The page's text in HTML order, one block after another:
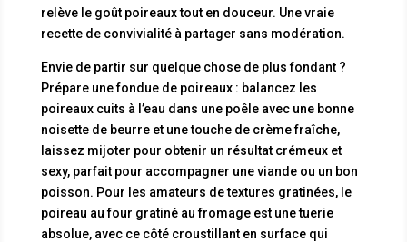
relève le goût poireaux tout en douceur. Une vraie
recette de convivialité à partager sans modération.
Envie de partir sur quelque chose de plus fondant ?
Prépare une fondue de poireaux : balancez les
poireaux cuits à l’eau dans une poêle avec une bonne
noisette de beurre et une touche de crème fraîche,
laissez mijoter pour obtenir un résultat crémeux et
sexy, parfait pour accompagner une viande ou un bon
poisson. Pour les amateurs de textures gratinées, le
poireau au four gratiné au fromage est une tuerie
absolue, avec ce côté croustillant en surface qui